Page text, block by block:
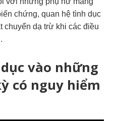
chứng, quan hệ tình dục
chuyển dạ trừ khi các điều
vào những
có nguy hiểm